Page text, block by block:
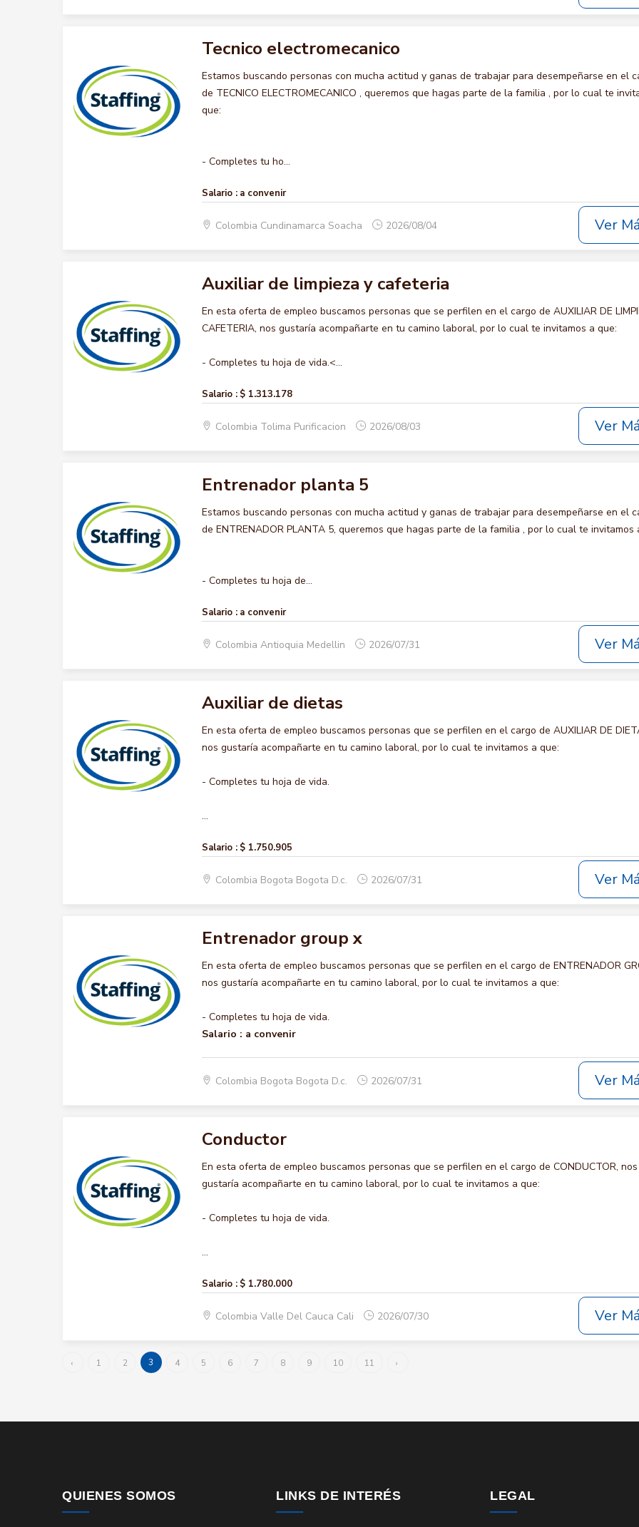
Tecnico electromecanico
Estamos buscando personas con mucha actitud y ganas de trabajar para desempeñarse en el
de TECNICO ELECTROMECANICO , queremos que hagas parte de la familia , por lo cual te
que:
- Completes tu ho...
Salario : a convenir
Colombia Cundinamarca Soacha 2026/08/04 Ver
Auxiliar de limpieza y cafeteria
En esta oferta de empleo buscamos personas que se perfilen en el cargo de AUXILIAR DE
CAFETERIA, nos gustaría acompañarte en tu camino laboral, por lo cual te invitamos a que:
- Completes tu hoja de vida.<...
Salario : $ 1.313.178
Colombia Tolima Purificacion 2026/08/03 Ver
Entrenador planta 5
Estamos buscando personas con mucha actitud y ganas de trabajar para desempeñarse en el
de ENTRENADOR PLANTA 5, queremos que hagas parte de la familia , por lo cual te invitamos
- Completes tu hoja de...
Salario : a convenir
Colombia Antioquia Medellin 2026/07/31 Ver
Auxiliar de dietas
En esta oferta de empleo buscamos personas que se perfilen en el cargo de AUXILIAR DE
nos gustaría acompañarte en tu camino laboral, por lo cual te invitamos a que:
- Completes tu hoja de vida.
...
Salario : $ 1.750.905
Colombia Bogota Bogota D.c. 2026/07/31 Ver
Entrenador group x
En esta oferta de empleo buscamos personas que se perfilen en el cargo de ENTRENADOR
nos gustaría acompañarte en tu camino laboral, por lo cual te invitamos a que:
- Completes tu hoja de vida.
Salario : a convenir
Colombia Bogota Bogota D.c. 2026/07/31 Ver
Conductor
En esta oferta de empleo buscamos personas que se perfilen en el cargo de CONDUCTOR, nos
gustaría acompañarte en tu camino laboral, por lo cual te invitamos a que:
- Completes tu hoja de vida.
...
Salario : $ 1.780.000
Colombia Valle Del Cauca Cali 2026/07/30 Ver
‹ 1 2 3 4 5 6 7 8 9 10 11 ›
QUIENES SOMOS LINKS DE INTERÉS LEGAL